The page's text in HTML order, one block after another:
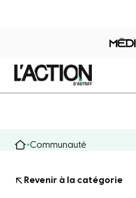
Communauté
Revenir à la catégorie